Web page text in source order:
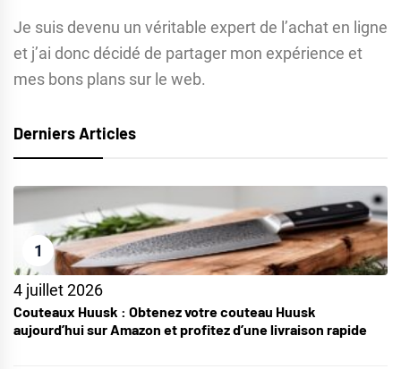
Je suis devenu un véritable expert de l’achat en ligne
et j’ai donc décidé de partager mon expérience et
mes bons plans sur le web.
Derniers Articles
1
4 juillet 2026
Couteaux Huusk : Obtenez votre couteau Huusk
aujourd’hui sur Amazon et profitez d’une livraison rapide